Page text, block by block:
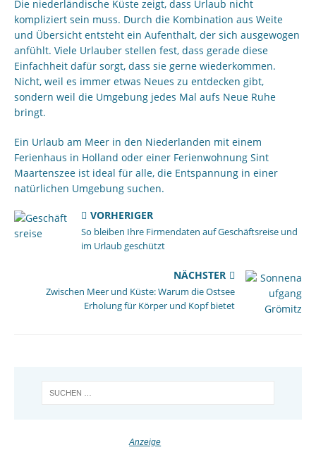
Die niederländische Küste zeigt, dass Urlaub nicht
kompliziert sein muss. Durch die Kombination aus Weite
und Übersicht entsteht ein Aufenthalt, der sich ausgewogen
anfühlt. Viele Urlauber stellen fest, dass gerade diese
Einfachheit dafür sorgt, dass sie gerne wiederkommen.
Nicht, weil es immer etwas Neues zu entdecken gibt,
sondern weil die Umgebung jedes Mal aufs Neue Ruhe
bringt.
Ein Urlaub am Meer in den Niederlanden mit einem
Ferienhaus in Holland oder einer Ferienwohnung Sint
Maartenszee ist ideal für alle, die Entspannung in einer
natürlichen Umgebung suchen.
VORHERIGER
So bleiben Ihre Firmendaten auf Geschäftsreise und
im Urlaub geschützt
NÄCHSTER
Zwischen Meer und Küste: Warum die Ostsee
Erholung für Körper und Kopf bietet